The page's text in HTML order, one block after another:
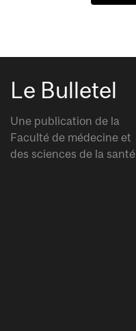
Le Bulletel
Une publication de la
Faculté de médecine et
des sciences de la santé